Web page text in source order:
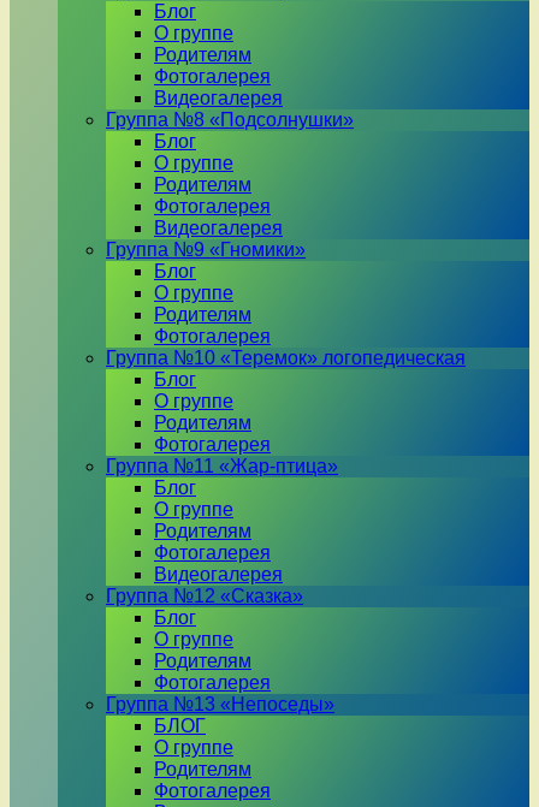
Блог
О группе
Родителям
Фотогалерея
Видеогалерея
Группа №8 «Подсолнушки»
Блог
О группе
Родителям
Фотогалерея
Видеогалерея
Группа №9 «Гномики»
Блог
О группе
Родителям
Фотогалерея
Группа №10 «Теремок» логопедическая
Блог
О группе
Родителям
Фотогалерея
Группа №11 «Жар-птица»
Блог
О группе
Родителям
Фотогалерея
Видеогалерея
Группа №12 «Сказка»
Блог
О группе
Родителям
Фотогалерея
Группа №13 «Непоседы»
БЛОГ
О группе
Родителям
Фотогалерея